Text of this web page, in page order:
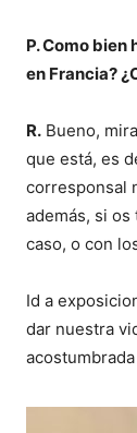
P. Como
en Francia?
R. Bueno,
que está, es
corresponsal
además, si os
caso, o con
Id a
dar nuestra